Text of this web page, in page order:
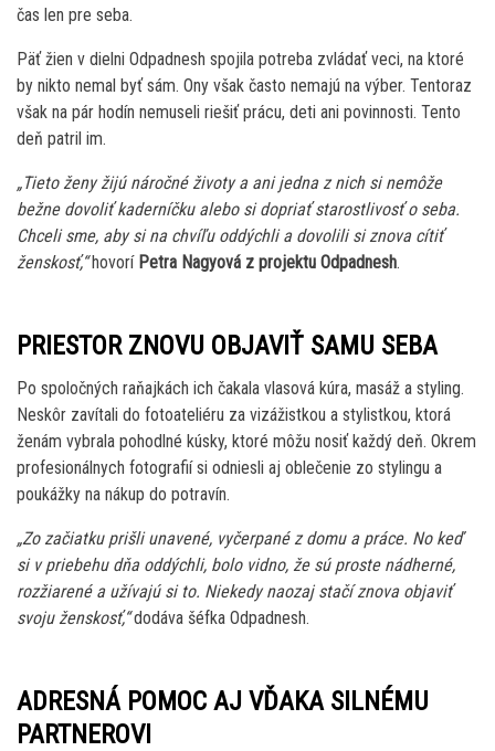
čas len pre seba.
Päť žien v dielni Odpadnesh spojila potreba zvládať veci, na ktoré
by nikto nemal byť sám. Ony však často nemajú na výber. Tentoraz
však na pár hodín nemuseli riešiť prácu, deti ani povinnosti. Tento
deň patril im.
„Tieto ženy žijú náročné životy a ani jedna z nich si nemôže
bežne dovoliť kaderníčku alebo si dopriať starostlivosť o seba.
Chceli sme, aby si na chvíľu oddýchli a dovolili si znova cítiť
ženskosť,“hovorí Petra Nagyová z projektu Odpadnesh.
PRIESTOR ZNOVU OBJAVIŤ SAMU SEBA
Po spoločných raňajkách ich čakala vlasová kúra, masáž a styling.
Neskôr zavítali do fotoateliéru za vizážistkou a stylistkou, ktorá
ženám vybrala pohodlné kúsky, ktoré môžu nosiť každý deň. Okrem
profesionálnych fotografií si odniesli aj oblečenie zo stylingu a
poukážky na nákup do potravín.
„Zo začiatku prišli unavené, vyčerpané z domu a práce. No keď
si v priebehu dňa oddýchli, bolo vidno, že sú proste nádherné,
rozžiarené a užívajú si to. Niekedy naozaj stačí znova objaviť
svoju ženskosť,“dodáva šéfka Odpadnesh.
ADRESNÁ POMOC AJ VĎAKA SILNÉMU
PARTNEROVI